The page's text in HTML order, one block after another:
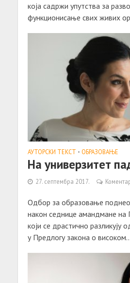
која садржи упутства за
функционисање свих живих
АУТОРСКИ ТЕКСТ • ОБРАЗОВАЊЕ
На универзитет
27. септембра 2017.
Одбор за образовање поднео
након седнице амандмане на
који се драстично разликују
у Предлогу закона о